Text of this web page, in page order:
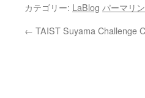
カテゴリー: LaBlog パーマリ
← TAIST Suyama Challenge